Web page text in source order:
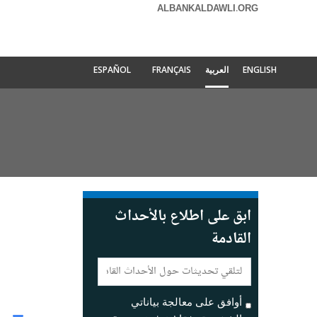
ALBANKALDAWLI.ORG
ENGLISH العربية FRANÇAIS
ESPAÑOL
ابق على اطلاع بالأحداث
القادمة
E-
mail:
أوافق على معالجة بياناتي